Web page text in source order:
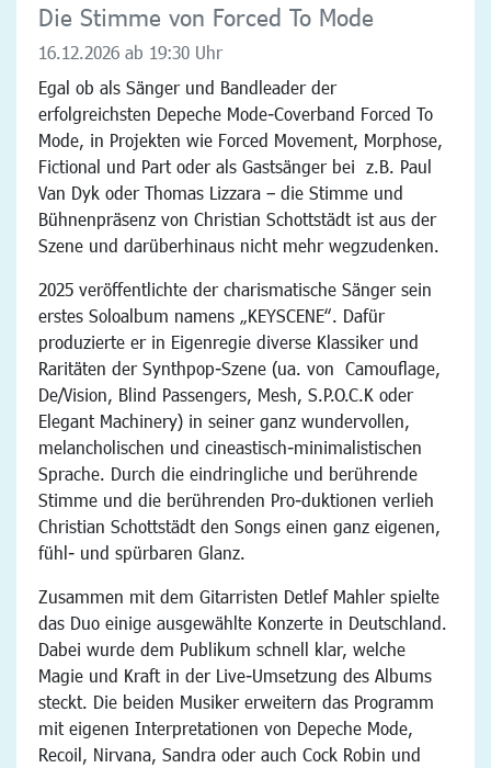
Die Stimme von Forced To Mode
16.12.2026 ab 19:30 Uhr
Egal ob als Sänger und Bandleader der
erfolgreichsten Depeche Mode-Coverband Forced To
Mode, in Projekten wie Forced Movement, Morphose,
Fictional und Part oder als Gastsänger bei z.B. Paul
Van Dyk oder Thomas Lizzara – die Stimme und
Bühnenpräsenz von Christian Schottstädt ist aus der
Szene und darüberhinaus nicht mehr wegzudenken.
2025 veröffentlichte der charismatische Sänger sein
erstes Soloalbum namens „KEYSCENE“. Dafür
produzierte er in Eigenregie diverse Klassiker und
Raritäten der Synthpop-Szene (ua. von Camouflage,
De/Vision, Blind Passengers, Mesh, S.P.O.C.K oder
Elegant Machinery) in seiner ganz wundervollen,
melancholischen und cineastisch-minimalistischen
Sprache. Durch die eindringliche und berührende
Stimme und die berührenden Pro-duktionen verlieh
Christian Schottstädt den Songs einen ganz eigenen,
fühl- und spürbaren Glanz.
Zusammen mit dem Gitarristen Detlef Mahler spielte
das Duo einige ausgewählte Konzerte in Deutschland.
Dabei wurde dem Publikum schnell klar, welche
Magie und Kraft in der Live-Umsetzung des Albums
steckt. Die beiden Musiker erweitern das Programm
mit eigenen Interpretationen von Depeche Mode,
Recoil, Nirvana, Sandra oder auch Cock Robin und